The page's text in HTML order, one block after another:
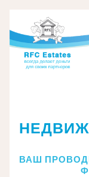
ВАШ